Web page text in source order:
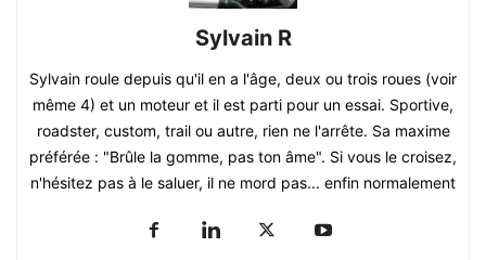
Sylvain R
Sylvain roule depuis qu'il en a l'âge, deux ou trois roues (voir
même 4) et un moteur et il est parti pour un essai. Sportive,
roadster, custom, trail ou autre, rien ne l'arrête. Sa maxime
préférée : "Brûle la gomme, pas ton âme". Si vous le croisez,
n'hésitez pas à le saluer, il ne mord pas... enfin normalement